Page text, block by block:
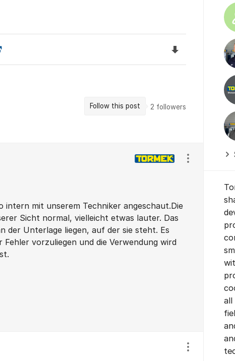
Download the
Follow this post 2 followers
intern mit unserem Techniker angeschaut.Die
Sicht normal, vielleicht etwas lauter. Das
der Unterlage liegen, auf der sie steht. Es
vorzuliegen und die Verwendung wird
Show/hide
Show/hide
all